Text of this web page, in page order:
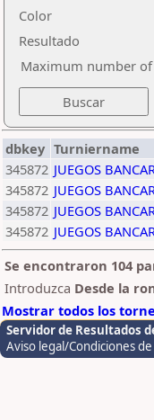
Color
Resultado
Maximum number
dbkey Turniername
345872 JUEGOS
345872 JUEGOS
345872 JUEGOS
345872 JUEGOS
Se encontraron 104
Introduzca Desde la
Mostrar todos los
Servidor de Resultados
Aviso legal/Condiciones